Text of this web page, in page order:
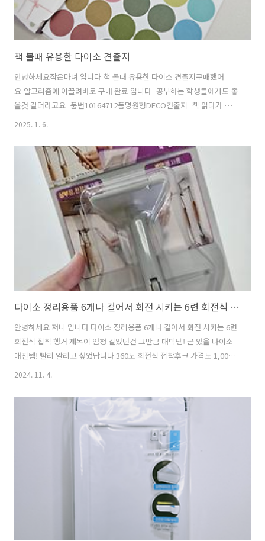
책 볼때 유용한 다이소 견출지
안녕하세요작은마녀 입니다 책 볼때 유용한 다이소 견출지구매했어
요 알고리즘에 이끌려바로 구매 완료 입니다 공부하는 학생들에게도 좋
을것 같더라고요 품번10164712품명원형DECO견출지 책 읽다가 감명
깊은 구절공부 하다가중요한 부분이 나오면이렇게 표시해두고다시보면
는책은 챕터별로 선이 많이 있어서눈에 좀 덜 띄기는 하네요 한개사면
15장 들어있는데1장당 30개총 450개나 있어서오래도록 사용할것 같습
니다 여러물건에도 붙이기 쉬우니이름 적어서 여기저기 붙여도 되고표
시해야할것에 붙여두어도 예뻐요 저는 책 앞장에 한장 붙여 두었답니
다 책 볼때 유용한 다이소 견출지이웃님들도 눈이 가는 정보였으면좋겠
2025. 1. 6.
다이소 정리용품 6개나 걸어서 회전 시키는 6련 회전식 접착 행거
안녕하세요 저니 입니다 다이소 정리용품 6개나 걸어서 회전 시키는 6련
회전식 접착 행거 제목이 엄청 길었던건 그만큼 대박템! 곧 있을 다이소
매진템! 빨리 알리고 싶었답니다 360도 회전식 접착후크 가격도 1,000
원 정말 저렴하니 있을때 선점하세요 부착 가능한면 확인하세요 벽면도
착행거 다이소가 가깝다면 직접 사러가지만 다이소몰을 이용한다면 검
색을 이용해서 물건을 찾으실텐데요 다이소몰이 불편한건 품명을 정확
하게 찍어야 물품이 검색되더라고요 품명 없는건 품번으로 검색... 살짝
불편합니다 품명과 제품앞에 이름이 다른 경우는 허다해요 저는 직접 사
러가는편이랍니다 구성품은 이렇게 두개 입니다 저는 욕실용품 정리에
2024. 11. 4.